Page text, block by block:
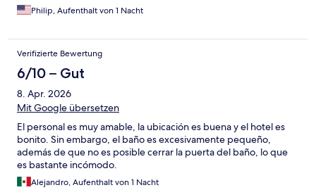
Philip, Aufenthalt von 1 Nacht
Verifizierte Bewertung
6/10 – Gut
8. Apr. 2026
Mit Google übersetzen
El personal es muy amable, la ubicación es buena y el hotel es
bonito. Sin embargo, el baño es excesivamente pequeño,
además de que no es posible cerrar la puerta del baño, lo que
es bastante incómodo.
Alejandro, Aufenthalt von 1 Nacht